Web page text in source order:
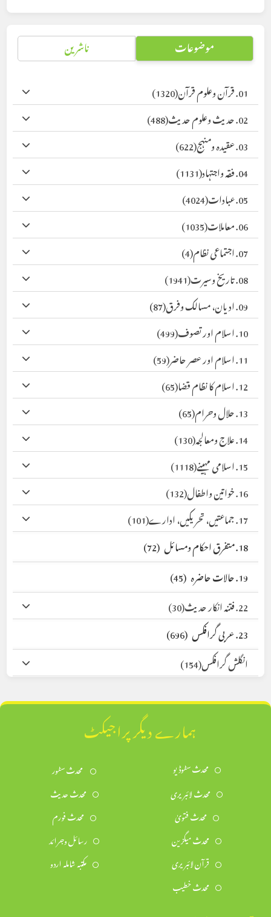
موضوعات ناشرین
01. قرآن وعلوم قرآن
(1320)
02. حدیث وعلوم حدیث
(488)
03. عقیدہ ومنہج
(622)
04. فقہ واجتہاد
(1131)
05. عبادات
(4024)
06. معاملات
(1035)
07. اجتماعی نظام
(4)
08. تاریخ وسیرت
(1941)
09. ادیان، مسالک وفرق
(87)
10. اسلام اور تصوف
(499)
11. اسلام اور عصر حاضر
(59)
12. اسلام کا نظام قضا
(65)
13. حلال وحرام
(65)
14. علاج ومعالجہ
(130)
15. اسلامی مہینے
(1118)
16. خواتین واطفال
(132)
17. جماعتیں، تحریکیں، ادارے
(101)
18. متفرق احکام ومسائل
(72)
19. حالات حاضرہ
(45)
22. فتنہ انکار حدیث
(30)
23. عربی گرافکس
(696)
انگلش گرافکس(154)
ہمارے دیگر پراجیکٹ
محدث سٹوڈیو
محدث سٹور
محدث لائبریری
محدث حدیث
محدث فتویٰ
محدث فورم
محدث میگزین
رسائل وجرائد
قرآن لائبریری
مکتبہ شاملہ اردو
محدث خطیب